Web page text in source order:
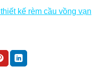
kế rèm cầu vồng vạn